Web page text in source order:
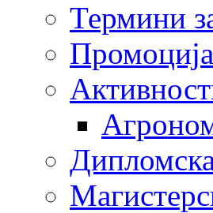
Термини